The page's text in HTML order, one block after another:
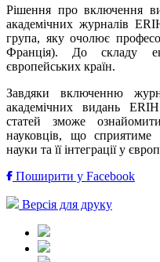
Рішення про включення
академічних журналів
група, яку очолює
Франція). До складу
європейських країн.
Завдяки включенню
академічних видань
статей зможе
науковців, що сприятиме
науки та її інтеграції у
Поширити у Facebook
Версія для друку